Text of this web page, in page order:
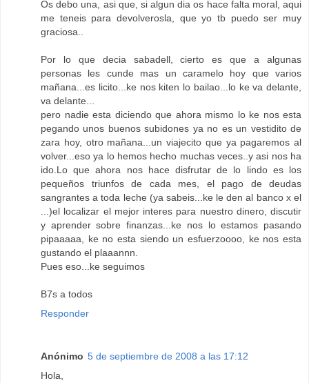
Os debo una, asi que, si algun dia os hace falta moral, aqui
me teneis para devolverosla, que yo tb puedo ser muy
graciosa..
Por lo que decia sabadell, cierto es que a algunas
personas les cunde mas un caramelo hoy que varios
mañana...es licito...ke nos kiten lo bailao...lo ke va delante,
va delante...
pero nadie esta diciendo que ahora mismo lo ke nos esta
pegando unos buenos subidones ya no es un vestidito de
zara hoy, otro mañana...un viajecito que ya pagaremos al
volver...eso ya lo hemos hecho muchas veces..y asi nos ha
ido.Lo que ahora nos hace disfrutar de lo lindo es los
pequeños triunfos de cada mes, el pago de deudas
sangrantes a toda leche (ya sabeis...ke le den al banco x el
...)el localizar el mejor interes para nuestro dinero, discutir
y aprender sobre finanzas...ke nos lo estamos pasando
pipaaaaa, ke no esta siendo un esfuerzoooo, ke nos esta
gustando el plaaannn.
Pues eso...ke seguimos
B7s a todos
Responder
Anónimo 5 de septiembre de 2008 a las 17:12
Hola,